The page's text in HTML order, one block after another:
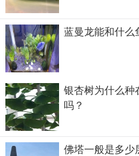
蓝曼龙能和什么
银杏树为什么种
吗？
佛塔一般是多少